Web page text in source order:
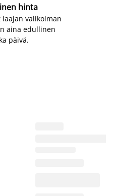
hinta
valikoiman
aina edullinen
päivä.